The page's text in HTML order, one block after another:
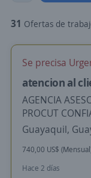
31 Ofertas de trabajo de
Se precisa
atencion al
AGENCIA
PROCUT
Guayaquil,
740,00 US$
Hace 2 días